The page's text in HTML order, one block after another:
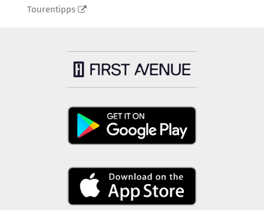
Tourentipps